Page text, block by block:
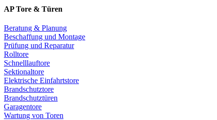
AP Tore & Türen
Beratung & Planung
Beschaffung und Montage
Prüfung und Reparatur
Rolltore
Schnelllauftore
Sektionaltore
Elektrische Einfahrtstore
Brandschutztore
Brandschutztüren
Garagentore
Wartung von Toren